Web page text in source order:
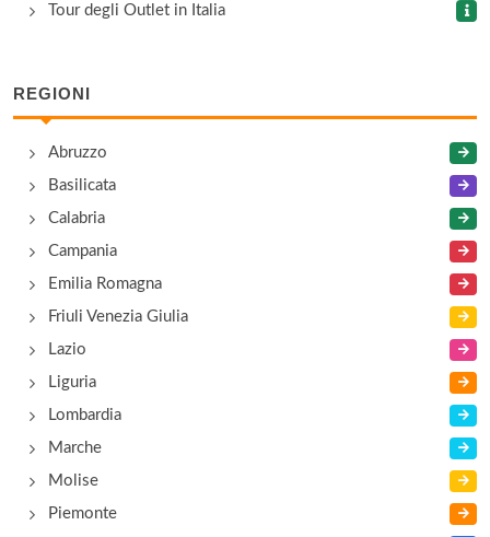
Camiceria Nino Castello
via Antonio Gramsci 140, Corciano
Tour degli Outlet in Italia
REGIONI
Abruzzo
Basilicata
Calabria
Campania
Emilia Romagna
Friuli Venezia Giulia
Lazio
Liguria
Lombardia
Marche
Molise
Piemonte